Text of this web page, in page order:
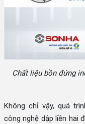
Chất liệu bồn đứng
Không chỉ vậy, quá
công nghệ dập liền hai